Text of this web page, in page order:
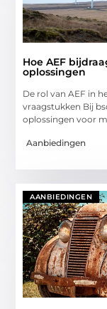
Hoe AEF
oplossingen
De rol van AEF in
vraagstukken Bij
oplossingen voor
Aanbiedingen
AANBIEDINGEN